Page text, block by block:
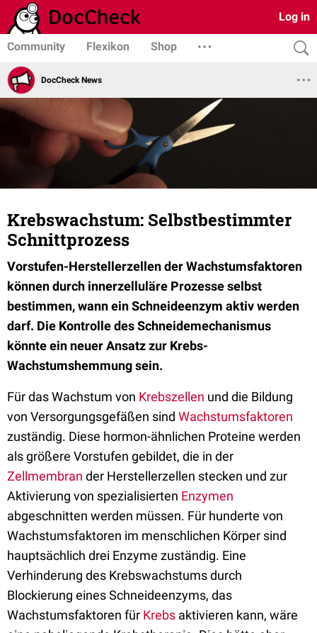
Log in
Community Flexikon Shop
DocCheck News
Krebswachstum: Selbstbestimmter
Schnittprozess
Vorstufen-Herstellerzellen der Wachstumsfaktoren
können durch innerzelluläre Prozesse selbst
bestimmen, wann ein Schneideenzym aktiv werden
darf. Die Kontrolle des Schneidemechanismus
könnte ein neuer Ansatz zur Krebs-
Wachstumshemmung sein.
Für das Wachstum von Krebszellen und die Bildung
von Versorgungsgefäßen sind Wachstumsfaktoren
zuständig. Diese hormon-ähnlichen Proteine werden
als größere Vorstufen gebildet, die in der
Zellmembran der Herstellerzellen stecken und zur
Aktivierung von spezialisierten Enzymen
abgeschnitten werden müssen. Für hunderte von
Wachstumsfaktoren im menschlichen Körper sind
hauptsächlich drei Enzyme zuständig. Eine
Verhinderung des Krebswachstums durch
Blockierung eines Schneideenzyms, das
Wachstumsfaktoren für Krebs aktivieren kann, wäre